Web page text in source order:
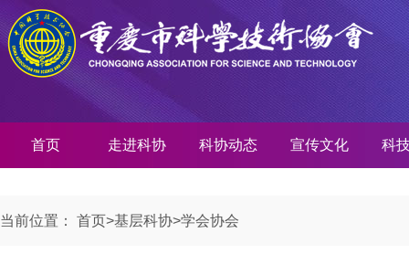
首页 走进科协 科协动态 宣传文化 科
当前位置： 首页>基层科协>学会协会